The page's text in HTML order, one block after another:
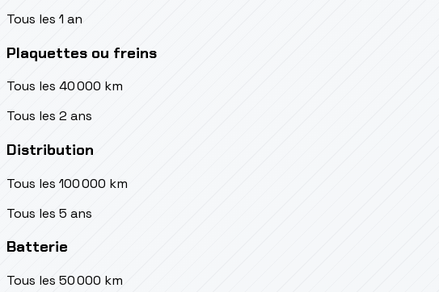
Tous les 1 an
Plaquettes ou freins
Tous les 40 000 km
Tous les 2 ans
Distribution
Tous les 100 000 km
Tous les 5 ans
Batterie
Tous les 50 000 km